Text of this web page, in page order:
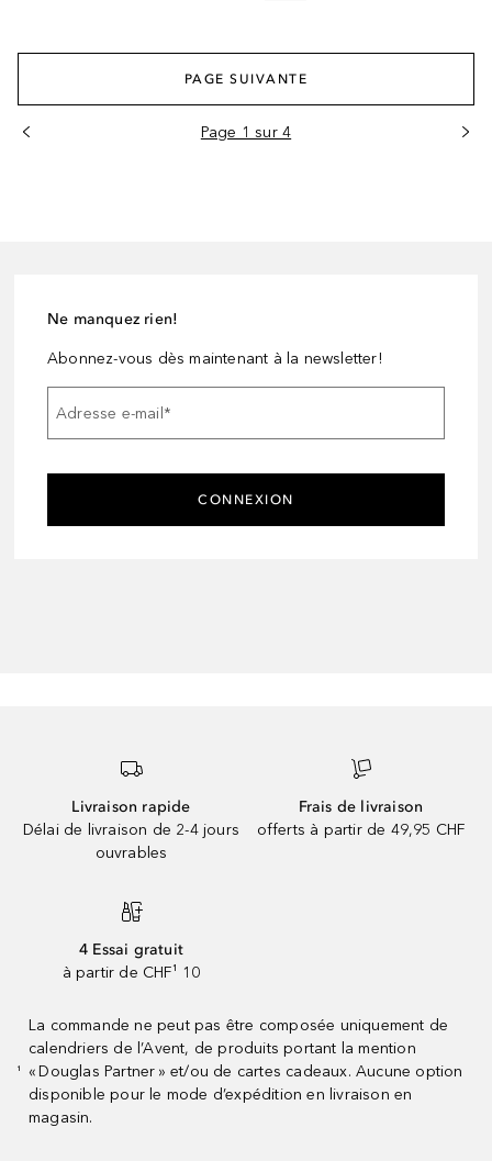
PAGE SUIVANTE
Page 1 sur 4
Ne manquez rien!
Abonnez-vous dès maintenant à la newsletter!
Adresse e-mail *
CONNEXION
Livraison rapide
Délai de livraison de 2-4 jours
ouvrables
Frais de livraison
offerts à partir de 49,95 CHF
4 Essai gratuit
à partir de CHF¹ 10
¹
La commande ne peut pas être composée uniquement de
calendriers de l’Avent, de produits portant la mention
« Douglas Partner » et/ou de cartes cadeaux. Aucune option
disponible pour le mode d’expédition en livraison en
magasin.